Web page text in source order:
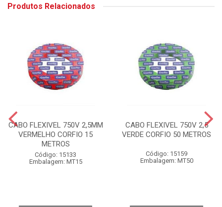
Produtos Relacionados
CABO FLEXIVEL 750V 2,5MM
VERMELHO CORFIO 15
METROS
Código: 15133
Embalagem: MT15
CABO FLEXIVEL 750V 2,5
VERDE CORFIO 50 METROS
Código: 15159
Embalagem: MT50